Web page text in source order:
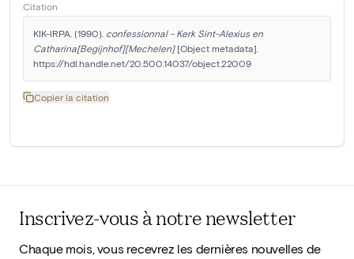
Citation
KIK-IRPA. (1990). confessionnal - Kerk Sint-Alexius en
Catharina[Begijnhof][Mechelen] [Object metadata].
https://hdl.handle.net/20.500.14037/object.22009
Copier la citation
Inscrivez-vous à notre newsletter
Chaque mois, vous recevrez les dernières nouvelles de